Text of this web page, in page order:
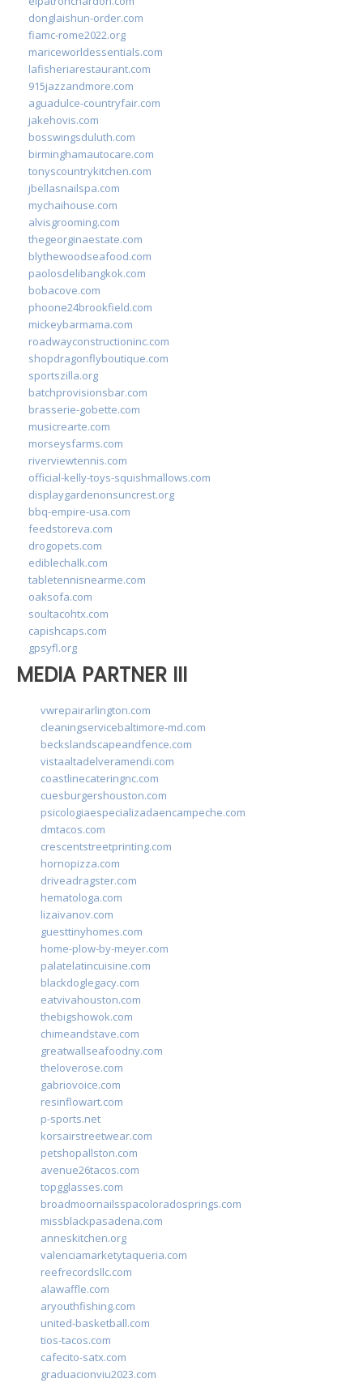
donglaishun-order.com
fiamc-rome2022.org
mariceworldessentials.com
lafisheriarestaurant.com
915jazzandmore.com
aguadulce-countryfair.com
jakehovis.com
bosswingsduluth.com
birminghamautocare.com
tonyscountrykitchen.com
jbellasnailspa.com
mychaihouse.com
alvisgrooming.com
thegeorginaestate.com
blythewoodseafood.com
paolosdelibangkok.com
bobacove.com
phoone24brookfield.com
mickeybarmama.com
roadwayconstructioninc.com
shopdragonflyboutique.com
sportszilla.org
batchprovisionsbar.com
brasserie-gobette.com
musicrearte.com
morseysfarms.com
riverviewtennis.com
official-kelly-toys-squishmallows.com
displaygardenonsuncrest.org
bbq-empire-usa.com
feedstoreva.com
drogopets.com
ediblechalk.com
tabletennisnearme.com
oaksofa.com
soultacohtx.com
capishcaps.com
gpsyfl.org
MEDIA PARTNER III
vwrepairarlington.com
cleaningservicebaltimore-md.com
beckslandscapeandfence.com
vistaaltadelveramendi.com
coastlinecateringnc.com
cuesburgershouston.com
psicologiaespecializadaencampeche.com
dmtacos.com
crescentstreetprinting.com
hornopizza.com
driveadragster.com
hematologa.com
lizaivanov.com
guesttinyhomes.com
home-plow-by-meyer.com
palatelatincuisine.com
blackdoglegacy.com
eatvivahouston.com
thebigshowok.com
chimeandstave.com
greatwallseafoodny.com
theloverose.com
gabriovoice.com
resinflowart.com
p-sports.net
korsairstreetwear.com
petshopallston.com
avenue26tacos.com
topgglasses.com
broadmoornailsspacoloradosprings.com
missblackpasadena.com
anneskitchen.org
valenciamarketytaqueria.com
reefrecordsllc.com
alawaffle.com
aryouthfishing.com
united-basketball.com
tios-tacos.com
cafecito-satx.com
graduacionviu2023.com